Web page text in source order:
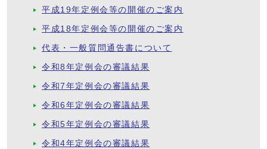
平成19年定例会等の開催のご案内
平成18年定例会等の開催のご案内
代表・一般質問通告書について
令和8年定例会の審議結果
令和7年定例会の審議結果
令和6年定例会の審議結果
令和5年定例会の審議結果
令和4年定例会の審議結果